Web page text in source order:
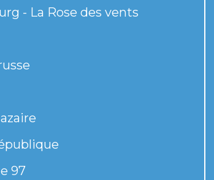
- La Rose des vents
97